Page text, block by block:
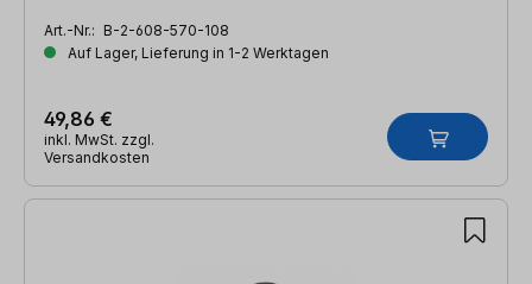
Art.-Nr.: B-2-608-570-108
Auf Lager, Lieferung in 1-2 Werktagen
49,86 €
inkl. MwSt. zzgl.
Versandkosten